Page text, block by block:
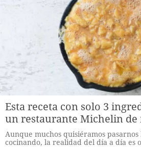
Esta receta con solo 3
un restaurante Michelin de
Aunque muchos quisiéramos
cocinando, la realidad del día a día es